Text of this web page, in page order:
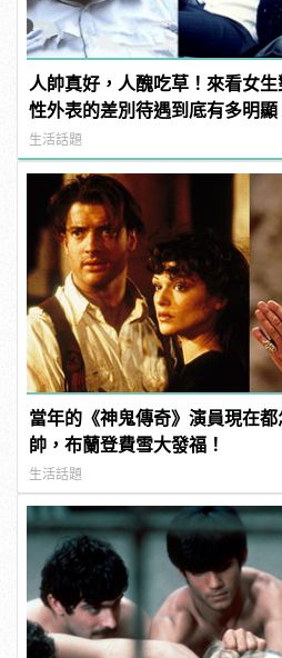
人帥真好，人醜吃草！來看女生
性外表的差別待遇到底有多明顯
生活話題
當年的《神鬼傳奇》演員現在
帥，布蘭登費雪大發福！
生活話題